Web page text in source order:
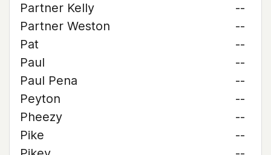
Partner Kelly
--
Partner Weston
--
Pat
--
Paul
--
Paul Pena
--
Peyton
--
Pheezy
--
Pike
--